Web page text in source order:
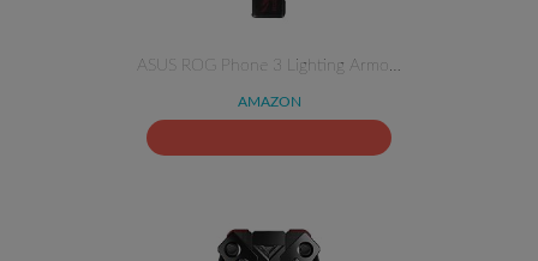
ASUS ROG Phone 3 Lighting Armo…
AMAZON